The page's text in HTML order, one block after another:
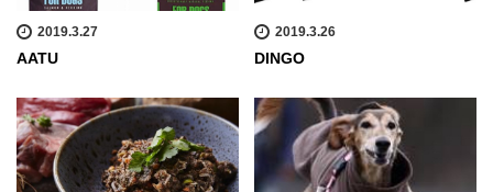
2019.3.27
AATU
2019.3.26
DINGO